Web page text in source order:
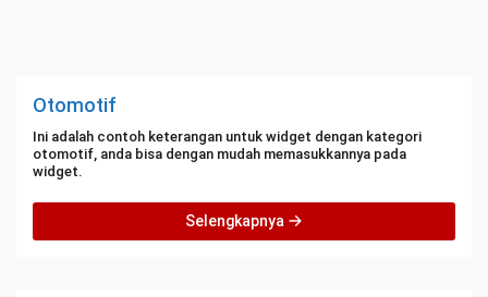
Otomotif
Ini adalah contoh keterangan untuk widget dengan kategori
otomotif, anda bisa dengan mudah memasukkannya pada
widget.
Selengkapnya